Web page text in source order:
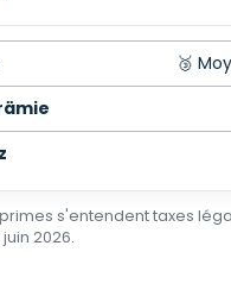
🥉
s'entendent taxes
2026.